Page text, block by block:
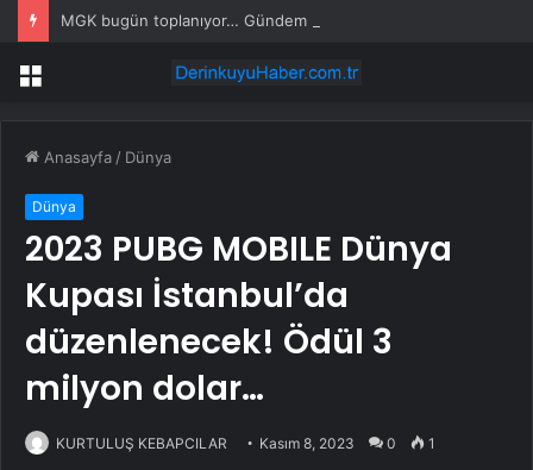
MGK bugün toplanıyor… Gündem ‘Terörsüz Türkiye’
Menü
Anasayfa / Dünya
Dünya
2023 PUBG MOBILE Dünya
Kupası İstanbul’da
düzenlenecek! Ödül 3
milyon dolar…
KURTULUŞ KEBAPCILAR Kasım 8, 2023 0 1